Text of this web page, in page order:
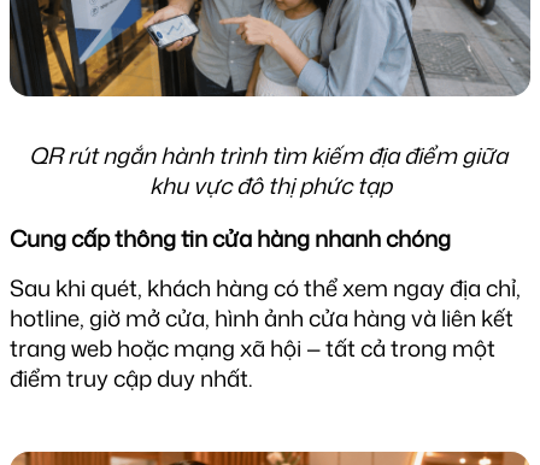
QR rút ngắn hành trình tìm kiếm địa điểm giữa
khu vực đô thị phức tạp
Cung cấp thông tin cửa hàng nhanh chóng
Sau khi quét, khách hàng có thể xem ngay địa chỉ,
hotline, giờ mở cửa, hình ảnh cửa hàng và liên kết
trang web hoặc mạng xã hội — tất cả trong một
điểm truy cập duy nhất.